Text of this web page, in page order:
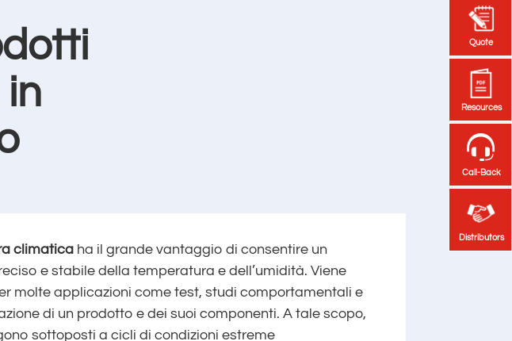
Quote
Resources
Call-Back
Distributors
Quote
Resources
Call-Back
Distributors
climatica ha il grande vantaggio di consentire un
e stabile della temperatura e dell’umidità. Viene
molte applicazioni come test, studi comportamentali e
di un prodotto e dei suoi componenti. A tale scopo,
sottoposti a cicli di condizioni estreme